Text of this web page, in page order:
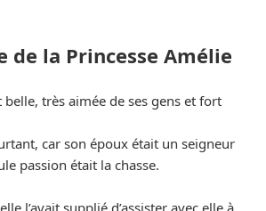
de la Princesse Amélie
belle, très aimée de ses gens et fort
car son époux était un seigneur
passion était la chasse.